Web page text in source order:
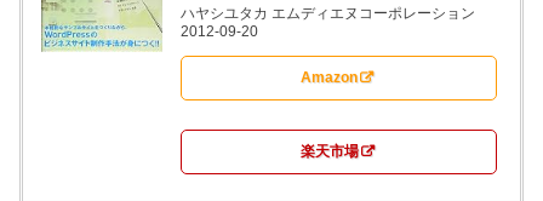
ハヤシユタカ エムディエヌコーポレーション
2012-09-20
Amazon
楽天市場